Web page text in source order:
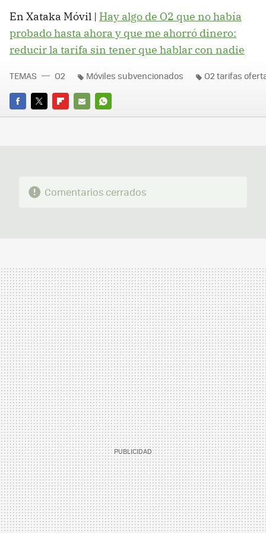
En Xataka Móvil | Hay algo de O2 que no había
probado hasta ahora y que me ahorró dinero:
reducir la tarifa sin tener que hablar con nadie
FACEBOOK
TWITTERFLIPBOARD
E-
WHATSAPP
TEMAS O2 Móviles subvencionados O2 tarifas
Comentarios cerrados